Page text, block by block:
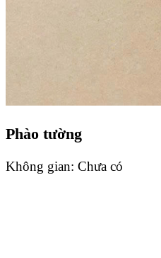
Phào tường
Không gian: Chưa có